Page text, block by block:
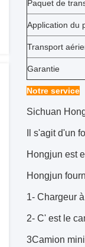
Paquet de
Application du
Transport
Garantie
Notre service
Sichuan
Il s'agit d'un
Hongjun est
Hongjun
1- Chargeur
2- C' est le
3Camion